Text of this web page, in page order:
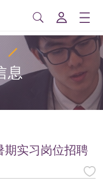
息
期实习岗位招聘